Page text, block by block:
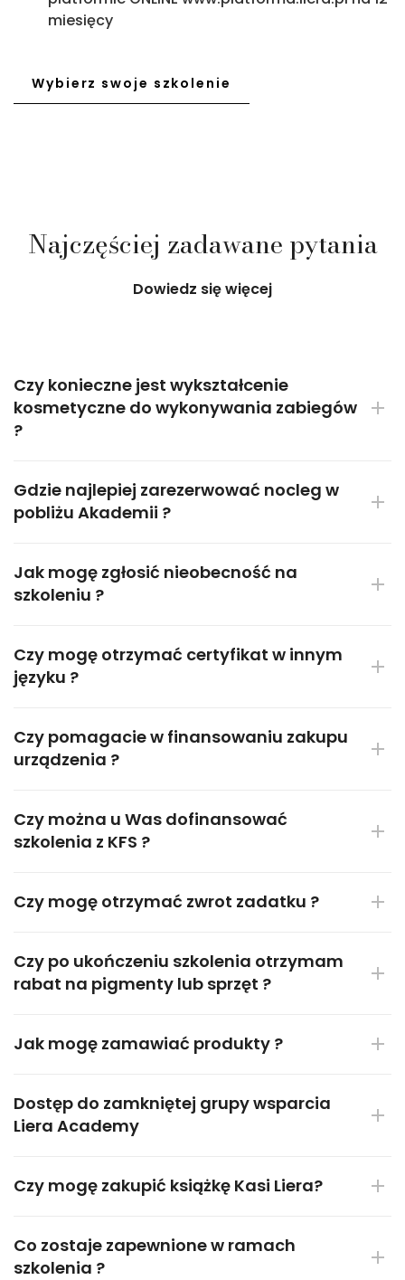
Usta autorska LILY-LIPS!
Przejdź
Przejdź
Zmiana sprzętu
Przejdź
miesięcy
Wybierz swoje szkolenie
Najczęściej zadawane pytania
Dowiedz się więcej
Czy konieczne jest wykształcenie
kosmetyczne do wykonywania zabiegów
?
Gdzie najlepiej zarezerwować nocleg w
pobliżu Akademii ?
Jak mogę zgłosić nieobecność na
szkoleniu ?
Czy mogę otrzymać certyfikat w innym
języku ?
Czy pomagacie w finansowaniu zakupu
urządzenia ?
Czy można u Was dofinansować
szkolenia z KFS ?
Czy mogę otrzymać zwrot zadatku ?
Czy po ukończeniu szkolenia otrzymam
rabat na pigmenty lub sprzęt ?
Jak mogę zamawiać produkty ?
Dostęp do zamkniętej grupy wsparcia
Liera Academy
Czy mogę zakupić książkę Kasi Liera?
Co zostaje zapewnione w ramach
szkolenia ?